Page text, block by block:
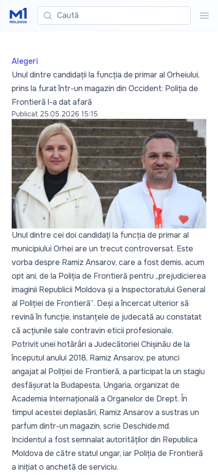
Caută
Alegeri
Unul dintre candidații la funcția de primar al Orheiului,
prins la furat într-un magazin din Occident: Poliția de
Frontieră l-a dat afară
Publicat 25.05.2026 15:15
Unul dintre cei doi candidați la funcția de primar al
municipiului Orhei are un trecut controversat. Este
vorba despre Ramiz Ansarov, care a fost demis, acum
opt ani, de la Poliția de Frontieră pentru „prejudicierea
imaginii Republicii Moldova și a Inspectoratului General
al Poliției de Frontieră”. Deși a încercat ulterior să
revină în funcție, instanțele de judecată au constatat
că acțiunile sale contravin eticii profesionale.
Potrivit unei hotărâri a Judecătoriei Chișinău de la
începutul anului 2018, Ramiz Ansarov, pe atunci
angajat al Poliției de Frontieră, a participat la un stagiu
desfășurat la Budapesta, Ungaria, organizat de
Academia Internațională a Organelor de Drept. În
timpul acestei deplasări, Ramiz Ansarov a sustras un
parfum dintr-un magazin, scrie Deschide.md.
Incidentul a fost semnalat autorităților din Republica
Moldova de către statul ungar, iar Poliția de Frontieră
a inițiat o anchetă de serviciu.